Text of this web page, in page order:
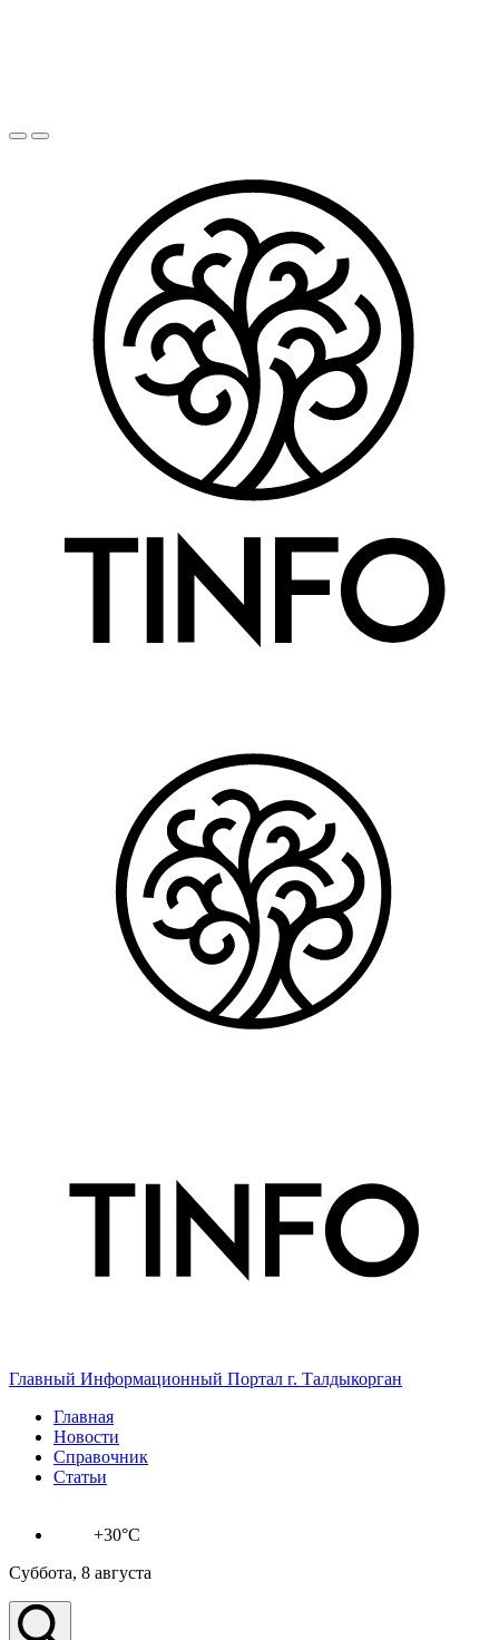
Главный Информационный Портал г. Талдыкорган
Главная
Новости
Справочник
Статьи
+30°C
Суббота, 8 августа